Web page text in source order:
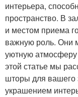
интерьера,
пространство. В
и местом приема
важную роль. Они
уютную атмосферу
этой статье мы
шторы для вашего
украшением